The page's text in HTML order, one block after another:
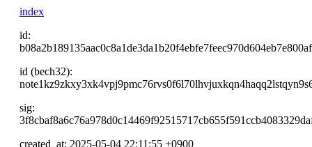
index
id:
id (bech32):
sig:
created_at: 2025-05-04 22:11:55 +0900